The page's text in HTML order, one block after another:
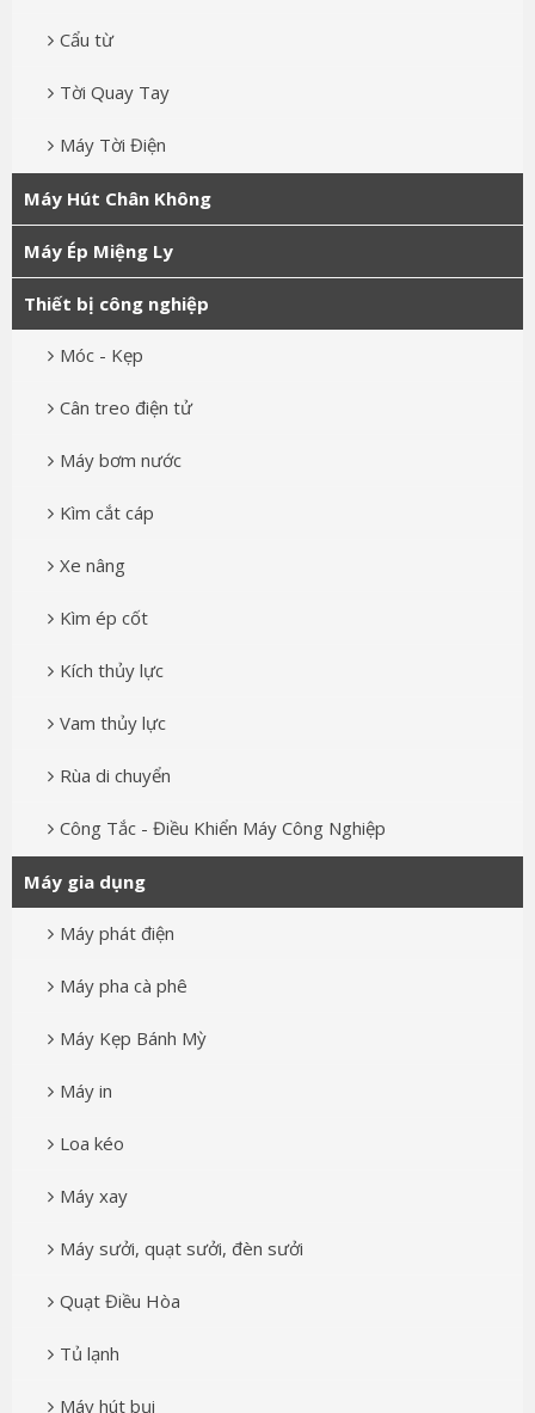
Cẩu từ
Tời Quay Tay
Máy Tời Điện
Máy Hút Chân Không
Máy Ép Miệng Ly
Thiết bị công nghiệp
Móc - Kẹp
Cân treo điện tử
Máy bơm nước
Kìm cắt cáp
Xe nâng
Kìm ép cốt
Kích thủy lực
Vam thủy lực
Rùa di chuyển
Công Tắc - Điều Khiển Máy Công Nghiệp
Máy gia dụng
Máy phát điện
Máy pha cà phê
Máy Kẹp Bánh Mỳ
Máy in
Loa kéo
Máy xay
Máy sưởi, quạt sưởi, đèn sưởi
Quạt Điều Hòa
Tủ lạnh
Máy hút bụi